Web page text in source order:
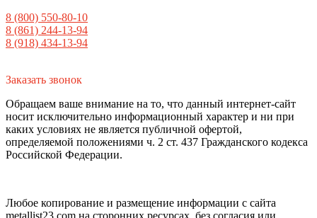
8 (800) 550-80-10
8 (861) 244-13-94
8 (918) 434-13-94
Заказать звонок
Обращаем ваше внимание на то, что данный интернет-сайт
носит исключительно информационный характер и ни при
каких условиях не является публичной офертой,
определяемой положениями ч. 2 ст. 437 Гражданского кодекса
Российской Федерации.
Любое копирование и размещение информации с сайта
metallist23.com на сторонних ресурсах, без согласия или